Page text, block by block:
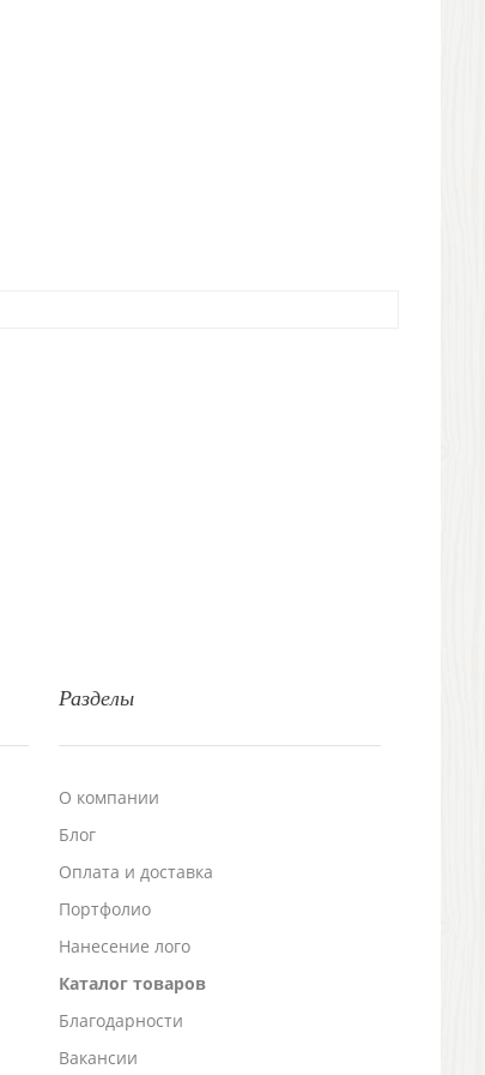
Разделы
О компании
Блог
Оплата и доставка
Портфолио
Нанесение лого
Каталог товаров
Благодарности
Вакансии